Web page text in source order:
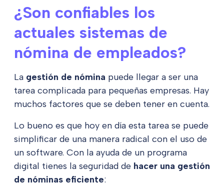
¿Son confiables los
actuales sistemas de
nómina de empleados?
La gestión de nómina puede llegar a ser una
tarea complicada para pequeñas empresas. Hay
muchos factores que se deben tener en cuenta.
Lo bueno es que hoy en día esta tarea se puede
simplificar de una manera radical con el uso de
un software. Con la ayuda de un programa
digital tienes la seguridad de hacer una gestión
de nóminas eficiente: